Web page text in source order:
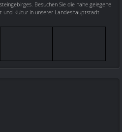
Besuchen Sie die nahe gelegene
und Kultur in unserer Landeshauptstadt